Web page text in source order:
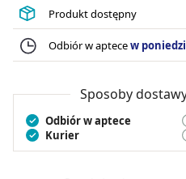
Produkt dostępny
Odbiór w aptecew
Sposoby
Odbiór w aptece
Kurier